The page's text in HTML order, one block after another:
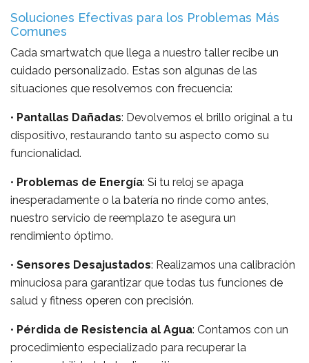
Soluciones Efectivas para los Problemas Más
Comunes
Cada smartwatch que llega a nuestro taller recibe un
cuidado personalizado. Estas son algunas de las
situaciones que resolvemos con frecuencia:
• Pantallas Dañadas: Devolvemos el brillo original a tu
dispositivo, restaurando tanto su aspecto como su
funcionalidad.
• Problemas de Energía: Si tu reloj se apaga
inesperadamente o la batería no rinde como antes,
nuestro servicio de reemplazo te asegura un
rendimiento óptimo.
• Sensores Desajustados: Realizamos una calibración
minuciosa para garantizar que todas tus funciones de
salud y fitness operen con precisión.
• Pérdida de Resistencia al Agua: Contamos con un
procedimiento especializado para recuperar la